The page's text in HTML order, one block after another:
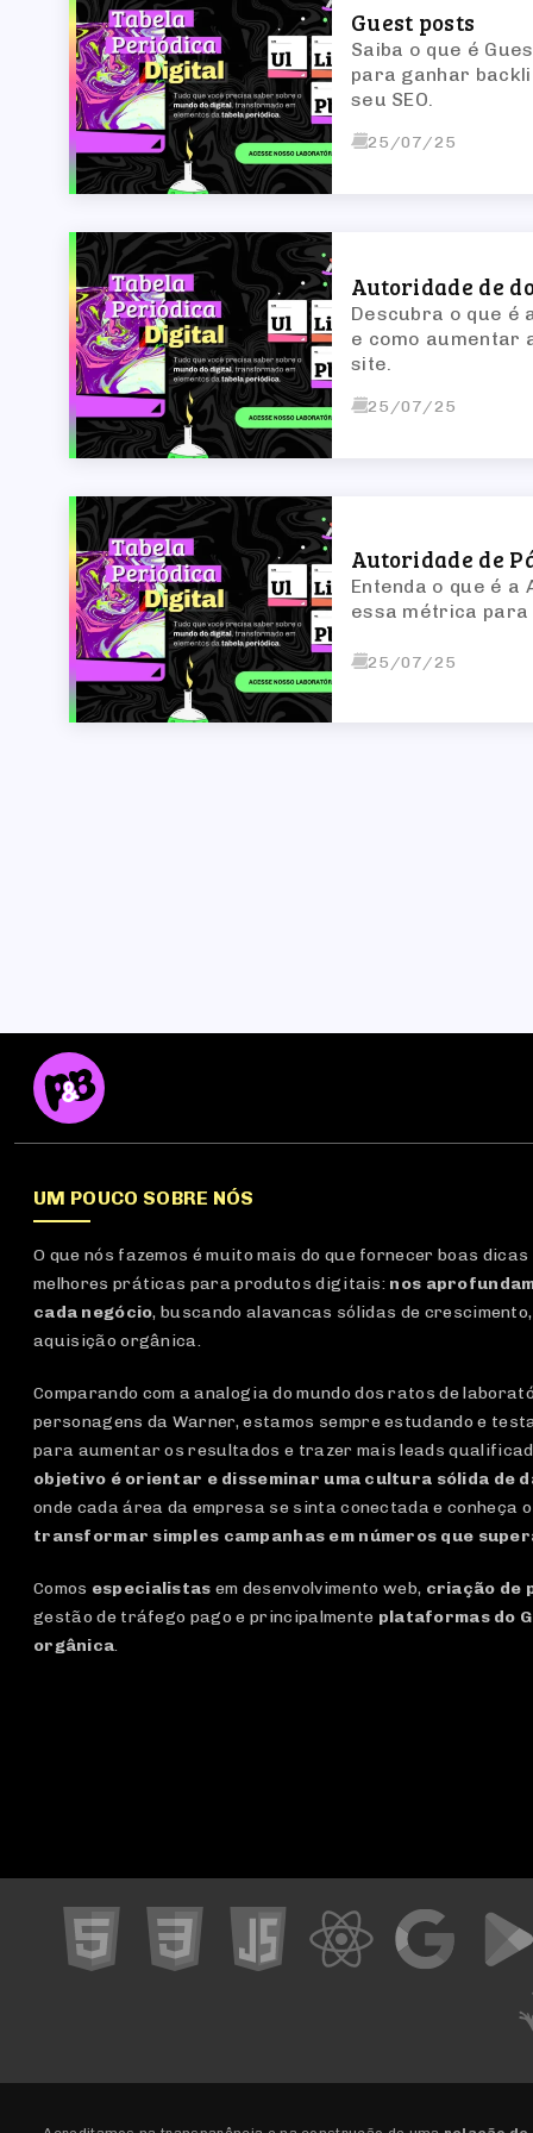
Guest posts
Saiba o que é
para ganhar
seu SEO.
25/07/25
Autoridade de
Descubra o que é
e como aumentar
site.
25/07/25
Autoridade de
Entenda o que é
essa métrica
25/07/25
UM POUCO SOBRE NÓS
O que nós fazemos é muito mais do que fornecer boas
melhores práticas para produtos digitais: nos
cada negócio, buscando alavancas sólidas de
aquisição orgânica.
Comparando com a analogia do mundo dos ratos de
personagens da Warner, estamos sempre estudando e
para aumentar os resultados e trazer mais leads
objetivo é orientar e disseminar uma cultura sólida de
onde cada área da empresa se sinta conectada e conheça
transformar simples campanhas em números que
Comos especialistas em desenvolvimento web, criação de
gestão de tráfego pago e principalmente plataformas do
orgânica.